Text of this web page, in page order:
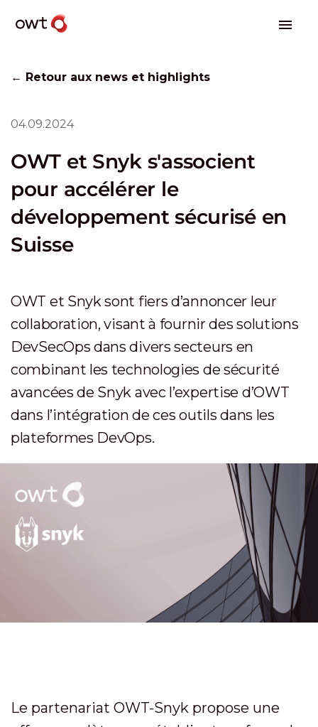
← Retour aux news et highlights
04.09.2024
OWT et Snyk s'associent
pour accélérer le
développement sécurisé en
Suisse
OWT et Snyk sont fiers d’annoncer leur
collaboration, visant à fournir des solutions
DevSecOps dans divers secteurs en
combinant les technologies de sécurité
avancées de Snyk avec l’expertise d’OWT
dans l’intégration de ces outils dans les
plateformes DevOps.
Le partenariat OWT-Snyk propose une